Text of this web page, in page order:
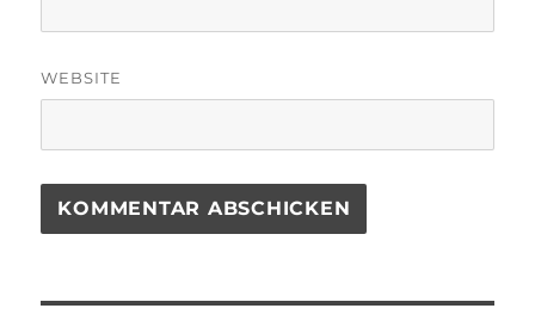
WEBSITE